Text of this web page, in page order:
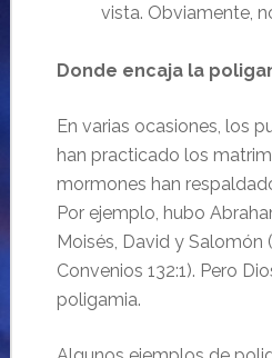
vista. Obviamente,
Donde encaja la
En varias ocasiones, los
han practicado los
mormones han
Por ejemplo, hubo
Moisés, David y Salomón
Convenios 132:1). Pero
poligamia.